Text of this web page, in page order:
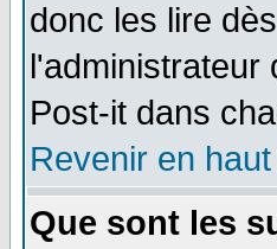
donc les lire
l'administrateur
Post-it dans
Revenir en
Que sont les